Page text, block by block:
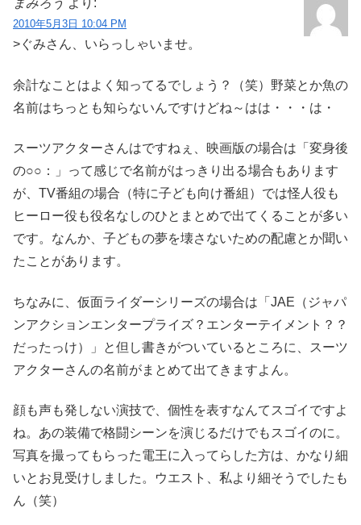
まみろう より:
2010年5月3日 10:04 PM
>ぐみさん、いらっしゃいませ。
余計なことはよく知ってるでしょう？（笑）野菜とか魚の
名前はちっとも知らないんですけどね～はは・・・は・
スーツアクターさんはですねぇ、映画版の場合は「変身後
の○○：」って感じで名前がはっきり出る場合もあります
が、TV番組の場合（特に子ども向け番組）では怪人役も
ヒーロー役も役名なしのひとまとめで出てくることが多い
です。なんか、子どもの夢を壊さないための配慮とか聞い
たことがあります。
ちなみに、仮面ライダーシリーズの場合は「JAE（ジャパ
ンアクションエンタープライズ？エンターテイメント？？
だったっけ）」と但し書きがついているところに、スーツ
アクターさんの名前がまとめて出てきますよん。
顔も声も発しない演技で、個性を表すなんてスゴイですよ
ね。あの装備で格闘シーンを演じるだけでもスゴイのに。
写真を撮ってもらった電王に入ってらした方は、かなり細
いとお見受けしました。ウエスト、私より細そうでしたも
ん（笑）